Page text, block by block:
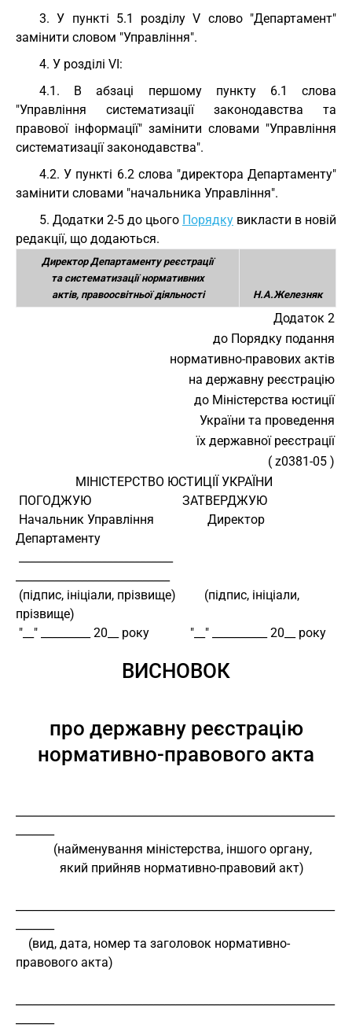
3. У пункті 5.1 розділу V слово "Департамент"
замінити словом "Управління".
4. У розділі VI:
4.1. В абзаці першому пункту 6.1 слова
"Управління систематизації законодавства та
правової інформації" замінити словами "Управління
систематизації законодавства".
4.2. У пункті 6.2 слова "директора Департаменту"
замінити словами "начальника Управління".
5. Додатки 2-5 до цього Порядку викласти в новій
редакції, що додаються.
Директор Департаменту реєстрації
та систематизації нормативних
актів, правоосвітньої діяльності
Н.А.Железняк
Додаток 2
до Порядку подання
нормативно-правових актів
на державну реєстрацію
до Міністерства юстиції
України та проведення
їх державної реєстрації
( z0381-05 )
                   МІНІСТЕРСТВО ЮСТИЦІЇ УКРАЇНИ
ПОГОДЖУЮ                             ЗАТВЕРДЖУЮ
Департаменту
прізвище)
"__" _________ 20__ року             "__" __________ 20__ року
ВИСНОВОК
про державну реєстрацію
нормативно-правового акта
            (найменування міністерства, іншого органу,
              який прийняв нормативно-правовий акт)
правового акта)